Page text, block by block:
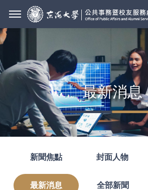
最新消息
新聞焦點 封面人物
最新消息 全部新聞